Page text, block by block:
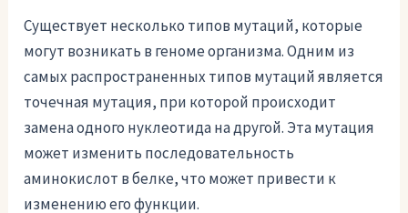
Существует несколько типов мутаций, которые
могут возникать в геноме организма. Одним из
самых распространенных типов мутаций является
точечная мутация, при которой происходит
замена одного нуклеотида на другой. Эта мутация
может изменить последовательность
аминокислот в белке, что может привести к
изменению его функции.